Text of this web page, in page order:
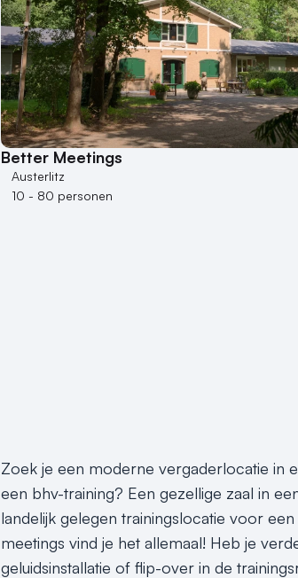
Better Meetings
Austerlitz
10 - 80 personen
Zoek je een moderne vergaderlocatie in
een bhv-training? Een gezellige zaal in
landelijk gelegen trainingslocatie voor
meetings vind je het allemaal! Heb je
geluidsinstallatie of flip-over in de